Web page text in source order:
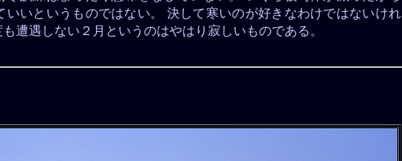
いいというものではない。 決して寒いのが好きなわけではないけれ
遭遇しない２月というのはやはり寂しいものである。